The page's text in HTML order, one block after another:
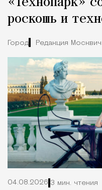
роскошь и
Город Редакция
04.08.2026 3 мин. чтения